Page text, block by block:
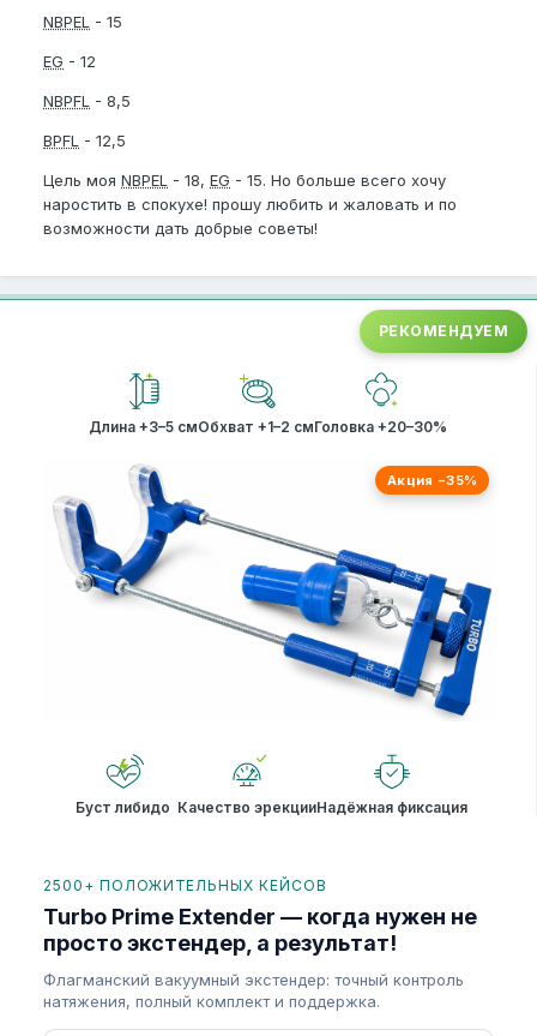
NBPEL - 15
EG - 12
NBPFL - 8,5
BPFL - 12,5
Цель моя NBPEL - 18, EG - 15. Но больше всего хочу
наростить в спокухе! прошу любить и жаловать и по
возможности дать добрые советы!
РЕКОМЕНДУЕМ
Длина +3–5 смОбхват +1–2 смГоловка +20–30%
Акция −35%
Буст либидо Качество эрекцииНадёжная фиксация
2500+ ПОЛОЖИТЕЛЬНЫХ КЕЙСОВ
Turbo Prime Extender — когда нужен не
просто экстендер, а результат!
Флагманский вакуумный экстендер: точный контроль
натяжения, полный комплект и поддержка.